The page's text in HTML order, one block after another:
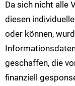
Da sich nicht alle
diesen
oder können,
geschaffen, die
finanziell